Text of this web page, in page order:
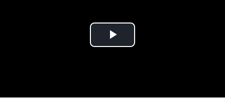
Play